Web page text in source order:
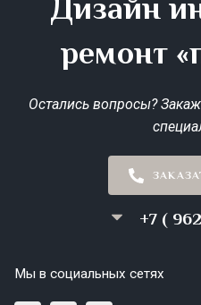
Дизайн
ремонт
Остались вопросы?
+7 (
Мы в социальных сетях